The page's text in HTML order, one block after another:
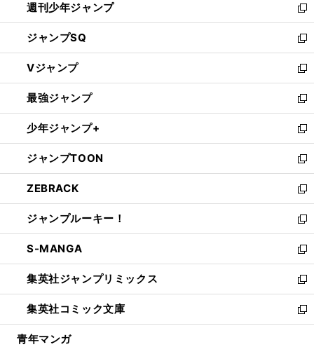
く
週刊少年ジャンプ
新
し
い
ウ
ィ
ン
ド
ウ
で
開
く
ジャンプSQ
新
し
い
ウ
ィ
ン
ド
ウ
で
開
く
Vジャンプ
新
し
い
ウ
ィ
ン
ド
ウ
で
開
く
最強ジャンプ
新
し
い
ウ
ィ
ン
ド
ウ
で
開
く
少年ジャンプ+
新
し
い
ウ
ィ
ン
ド
ウ
で
開
く
ジャンプTOON
新
し
い
ウ
ィ
ン
ド
ウ
で
開
く
ZEBRACK
新
し
い
ウ
ィ
ン
ド
ウ
で
開
ジャンプルーキー！
新
し
い
ウ
ィ
ン
ド
ウ
S-MANGA
新
し
い
ウ
ィ
ン
集英社ジャンプリミックス
新
し
い
ウ
集英社コミック文庫
新
し
青年マンガ